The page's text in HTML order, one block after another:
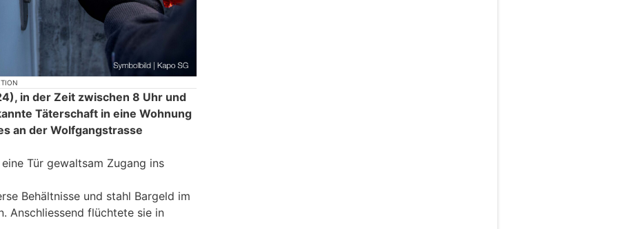
in der Zeit zwischen 8 Uhr und
Täterschaft in eine Wohnung
an der Wolfgangstrasse
Tür gewaltsam Zugang ins
Behältnisse und stahl Bargeld im
Anschliessend flüchtete sie in